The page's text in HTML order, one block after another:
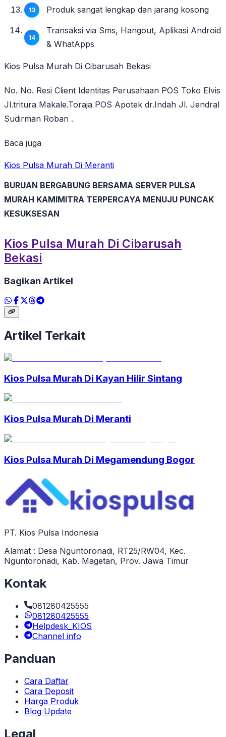
Produk sangat lengkap dan jarang kosong
Transaksi via Sms, Hangout, Aplikasi Android
& WhatApps
Kios Pulsa Murah Di Cibarusah Bekasi
No. No. Resi Client Identitas Perusahaan POS Toko Elvis
Jl.tritura Makale.Toraja POS Apotek dr.Indah Jl. Jendral
Sudirman Roban .
Baca juga
Kios Pulsa Murah Di Meranti
BURUAN BERGABUNG BERSAMA SERVER PULSA
MURAH KAMIMITRA TERPERCAYA MENUJU PUNCAK
KESUKSESAN
Kios Pulsa Murah Di Cibarusah
Bekasi
Bagikan Artikel
Artikel Terkait
Kios Pulsa Murah Di Kayan Hilir Sintang
Kios Pulsa Murah Di Meranti
Kios Pulsa Murah Di Megamendung Bogor
PT. Kios Pulsa Indonesia
Alamat : Desa Nguntoronadi, RT25/RW04, Kec.
Nguntoronadi, Kab. Magetan, Prov. Jawa Timur
Kontak
081280425555
081280425555
Helpdesk_KIOS
Channel info
Panduan
Cara Daftar
Cara Deposit
Harga Produk
Blog Update
Legal